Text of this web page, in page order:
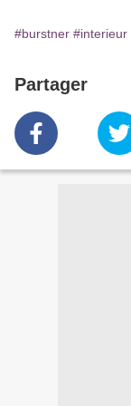
#burstner #interieur
Partager